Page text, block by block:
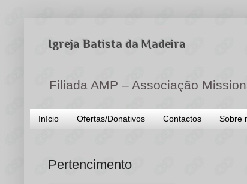
Igreja Batista da Madeira
Filiada AMP – Associação
Início Ofertas/Donativos Contactos Sobre
Pertencimento